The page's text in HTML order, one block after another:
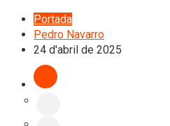
Portada
Pedro Navarro
24 d'abril de 2025